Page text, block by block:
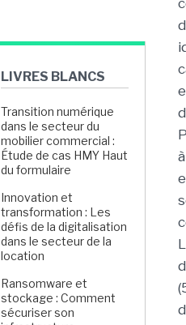
LIVRES BLANCS
Transition numérique
dans le secteur du
mobilier commercial :
Étude de cas HMY Haut
du formulaire
Innovation et
transformation : Les
défis de la digitalisation
dans le secteur de la
location
Ransomware et
stockage : Comment
sécuriser son